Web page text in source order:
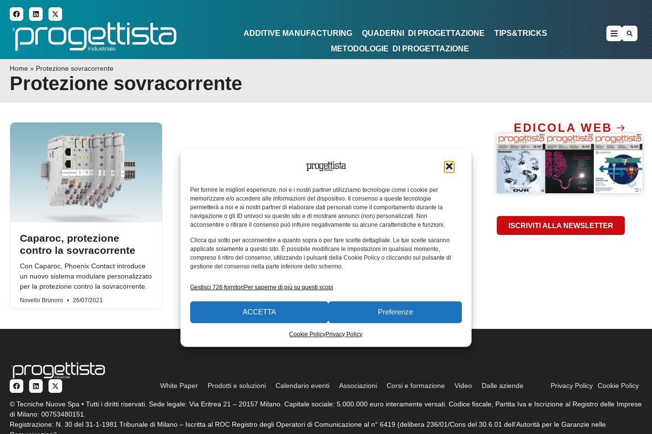
Per fornire le migliori esperienze, noi e i nostri partner utilizziamo tecnologie come i cookie per
memorizzare e/o accedere alle informazioni del dispositivo. Il consenso a queste tecnologie
permetterà a noi e ai nostri partner di elaborare dati personali come il comportamento durante la
navigazione o gli ID univoci su questo sito e di mostrare annunci (non) personalizzati. Non
acconsentire o ritirare il consenso può influire negativamente su alcune caratteristiche e funzioni.
Clicca qui sotto per acconsentire a quanto sopra o per fare scelte dettagliate. Le tue scelte saranno
applicate solamente a questo sito. È possibile modificare le impostazioni in qualsiasi momento,
compreso il ritiro del consenso, utilizzando i pulsanti della Cookie Policy o cliccando sul pulsante di
gestione del consenso nella parte inferiore dello schermo.
Gestisci 726 fornitoriPer saperne di più su questi scopi
ACCETTA Preferenze
Cookie PolicyPrivacy Policy
ADDITIVE MANUFACTURING QUADERNI DI PROGETTAZIONE TIPS&TRICKS METODOLOGIE DI PROGETTAZIONE
ADDITIVE MANUFACTURING QUADERNI DI PROGETTAZIONE
TIPS&TRICKS
METODOLOGIE
DI PROGETTAZIONE
Home » Protezione sovracorrente
Protezione sovracorrente
Caparoc, protezione
contro la sovracorrente
Con Caparoc, Phoenix Contact introduce
un nuovo sistema modulare personalizzato
per la protezione contro la sovracorrente.
Novello Brunoro 26/07/2021
EDICOLA WEB
ISCRIVITI ALLA NEWSLETTER
White Paper Prodotti e soluzioni Calendario eventi Associazioni Corsi e formazione Video Dalle aziende Privacy Policy Cookie Policy
© Tecniche Nuove Spa • Tutti i diritti riservati. Sede legale: Via Eritrea 21 – 20157 Milano. Capitale sociale: 5.000.000 euro interamente versati. Codice fiscale, Partita Iva e Iscrizione al Registro delle Imprese
di Milano: 00753480151.
Registrazione: N. 30 del 31-1-1981 Tribunale di Milano – Iscritta al ROC Registro degli Operatori di Comunicazione al n° 6419 (delibera 236/01/Cons del 30.6.01 dell’Autorità per le Garanzie nelle